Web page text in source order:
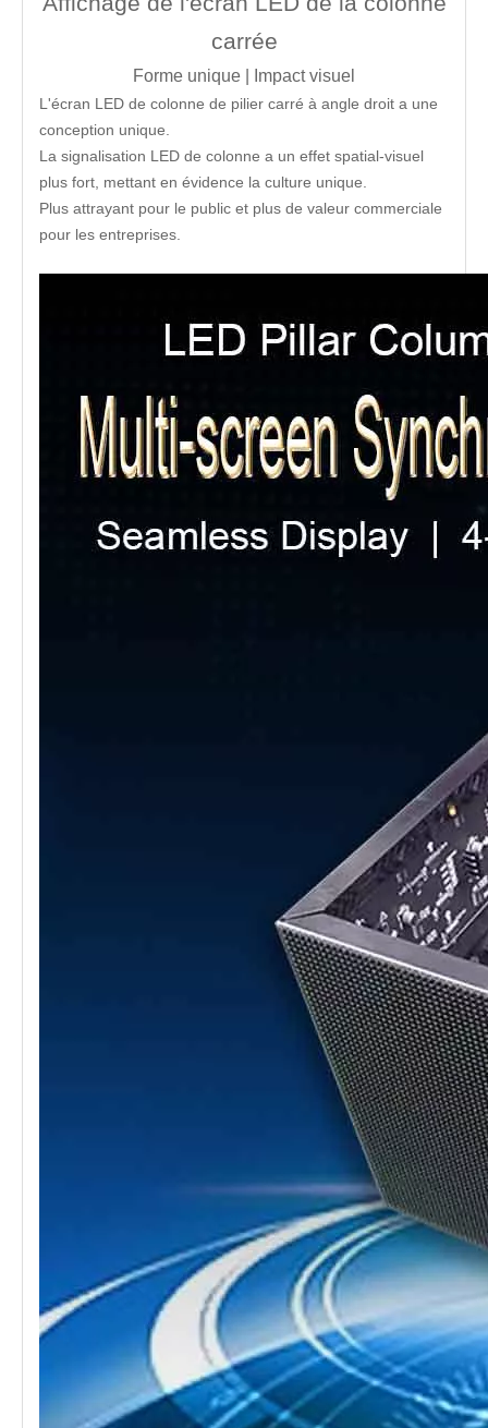
carrée
Forme unique | Impact visuel
L'écran LED de colonne de pilier carré à angle droit a une
conception unique.
La signalisation LED de colonne a un effet spatial-visuel
plus fort, mettant en évidence la culture unique.
Plus attrayant pour le public et plus de valeur commerciale
pour les entreprises.